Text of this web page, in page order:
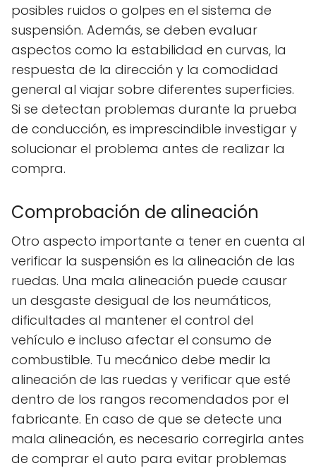
posibles ruidos o golpes en el sistema de
suspensión. Además, se deben evaluar
aspectos como la estabilidad en curvas, la
respuesta de la dirección y la comodidad
general al viajar sobre diferentes superficies.
Si se detectan problemas durante la prueba
de conducción, es imprescindible investigar y
solucionar el problema antes de realizar la
compra.
Comprobación de alineación
Otro aspecto importante a tener en cuenta al
verificar la suspensión es la alineación de las
ruedas. Una mala alineación puede causar
un desgaste desigual de los neumáticos,
dificultades al mantener el control del
vehículo e incluso afectar el consumo de
combustible. Tu mecánico debe medir la
alineación de las ruedas y verificar que esté
dentro de los rangos recomendados por el
fabricante. En caso de que se detecte una
mala alineación, es necesario corregirla antes
de comprar el auto para evitar problemas